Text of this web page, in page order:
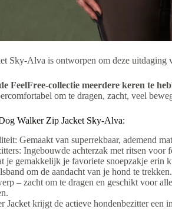
Sky-Alva is ontworpen om deze uitdaging
FeelFree-collectie meerdere keren te
om te dragen, zacht, veel
Walker Zip Jacket Sky-Alva:
Gemaakt van superrekbaar, ademend
Ingebouwde achterzak met ritsen voor
je gemakkelijk je favoriete snoepzakje erin
om de aandacht van je hond te trekken.
– zacht om te dragen en geschikt voor
Jacket krijgt de actieve hondenbezitter